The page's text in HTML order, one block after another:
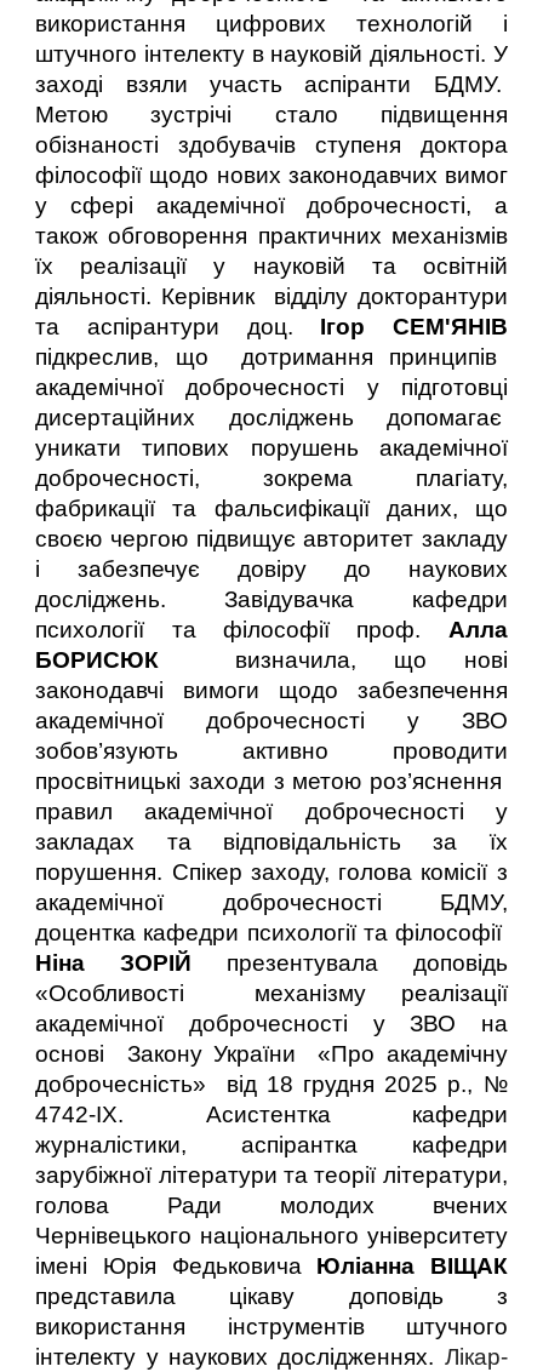
використання цифрових технологій і
штучного інтелекту в науковій діяльності. У
заході взяли участь аспіранти БДМУ.
Метою зустрічі стало підвищення
обізнаності здобувачів ступеня доктора
філософії щодо нових законодавчих вимог
у сфері академічної доброчесності, а
також обговорення практичних механізмів
їх реалізації у науковій та освітній
діяльності. Керівник відділу докторантури
та аспірантури доц. Ігор СЕМ'ЯНІВ
підкреслив, що дотримання принципів
академічної доброчесності у підготовці
дисертаційних досліджень допомагає
уникати типових порушень академічної
доброчесності, зокрема плагіату,
фабрикації та фальсифікації даних, що
своєю чергою підвищує авторитет закладу
і забезпечує довіру до наукових
досліджень. Завідувачка кафедри
психології та філософії проф. Алла
БОРИСЮК визначила, що нові
законодавчі вимоги щодо забезпечення
академічної доброчесності у ЗВО
зобов’язують активно проводити
просвітницькі заходи з метою роз’яснення
правил академічної доброчесності у
закладах та відповідальність за їх
порушення. Спікер заходу, голова комісії з
академічної доброчесності БДМУ,
доцентка кафедри психології та філософії
Ніна ЗОРІЙ презентувала доповідь
«Особливості механізму реалізації
академічної доброчесності у ЗВО на
основі Закону України «Про академічну
доброчесність» від 18 грудня 2025 р., №
4742-ІХ. Асистентка кафедри
журналістики, аспірантка кафедри
зарубіжної літератури та теорії літератури,
голова Ради молодих вчених
Чернівецького національного університету
імені Юрія Федьковича Юліанна ВІЩАК
представила цікаву доповідь з
використання інструментів штучного
інтелекту у наукових дослідженнях. Лікар-